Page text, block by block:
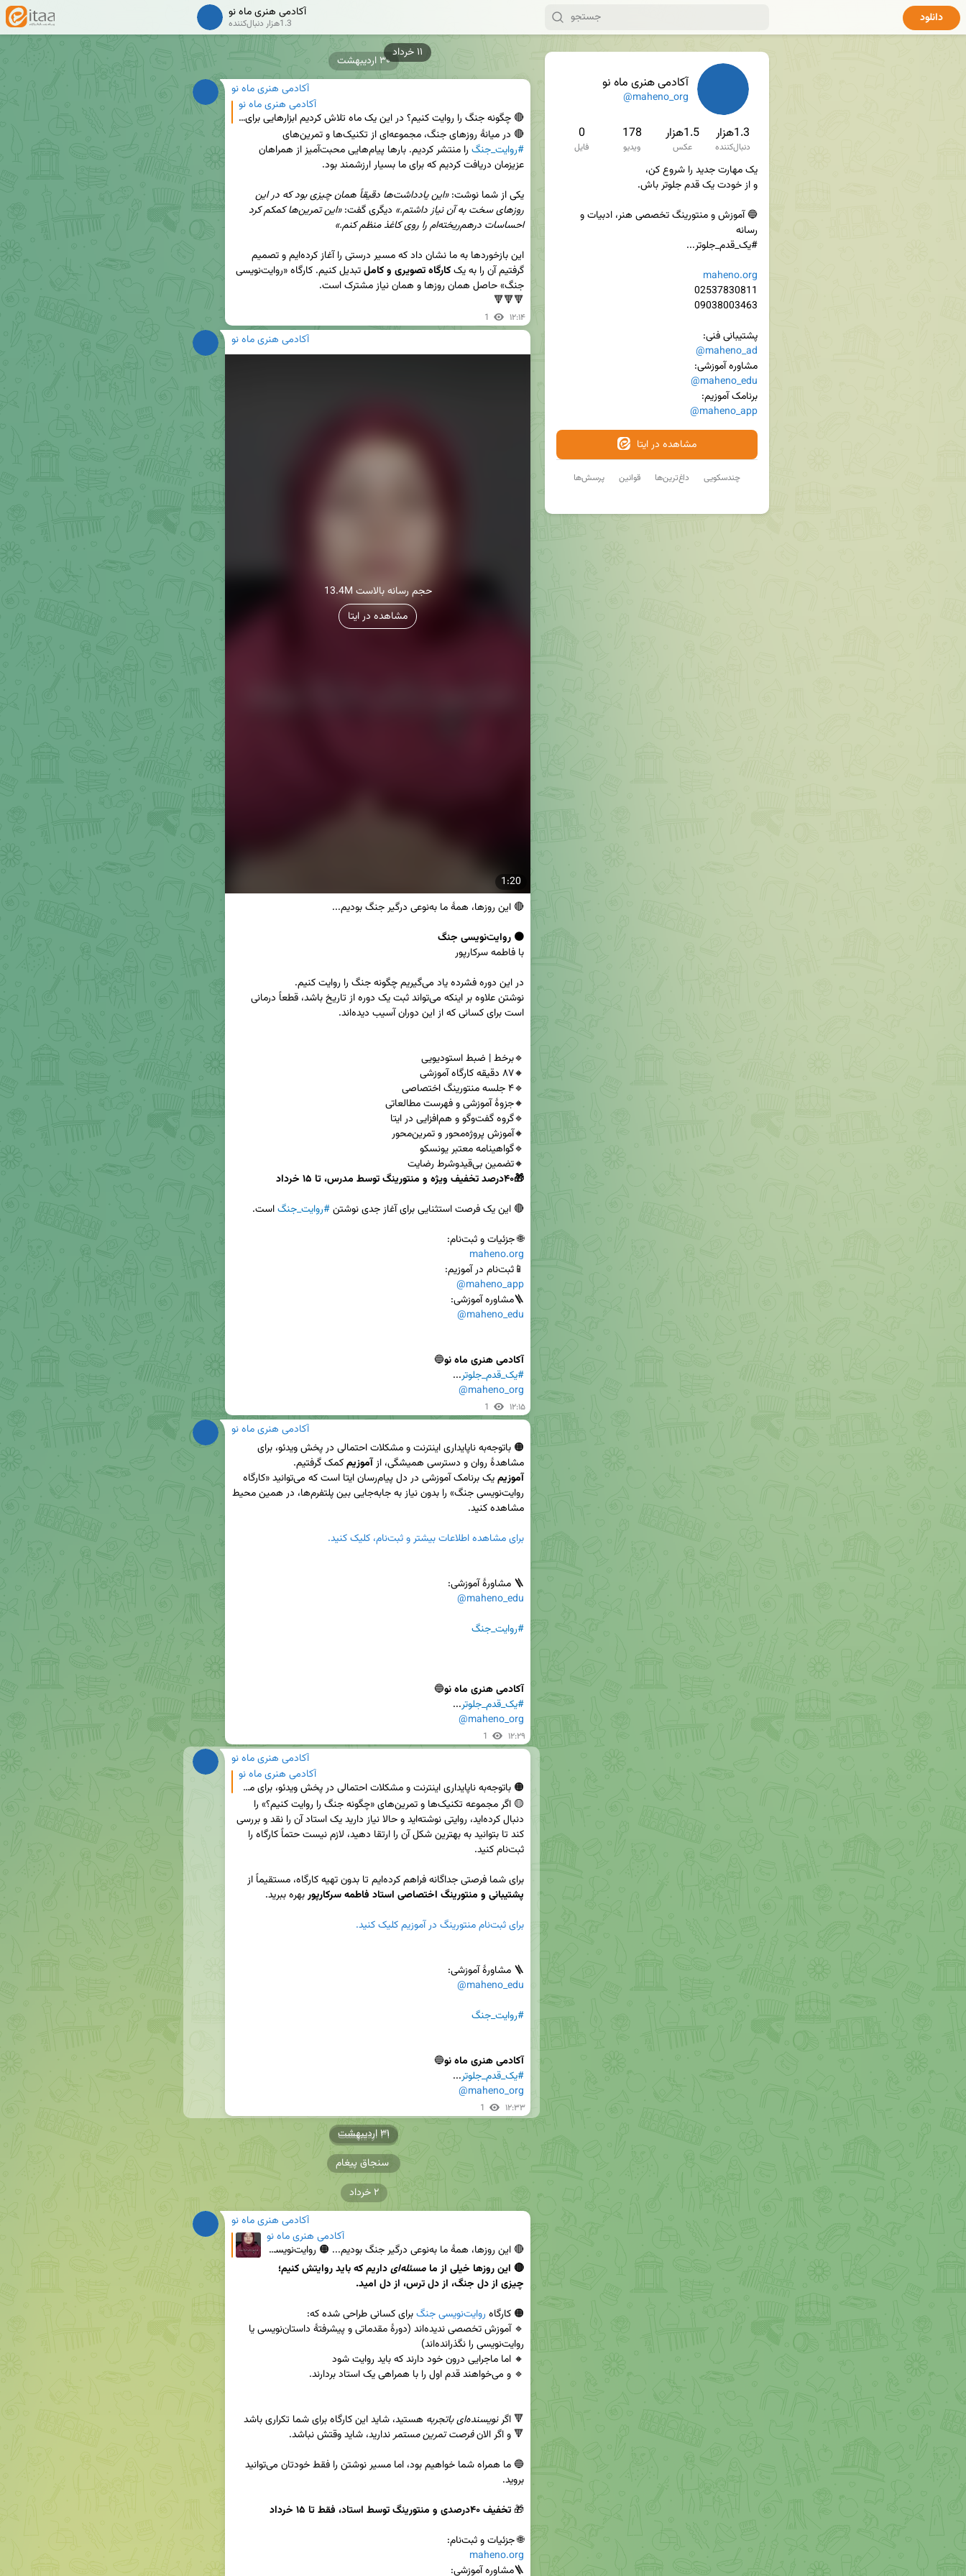
آکادمی هنری ماه نو
@maheno_org
1.3هزار
دنبال‌کننده
1.5هزار
عکس
178
ویدیو
0
فایل
maheno.org
پشتیبانی فنی:
@maheno_ad
مشاوره آموزشی:
@maheno_edu
برنامک آموزیم:
@maheno_app
مشاهده در ایتا
پرسش‌ها قوانین داغ‌ترین‌ها چندسکویی
آکادمی هنری ماه نو
1.3هزار دنبال‌کننده دانلود
آکادمی هنری ماه نو
آکادمی هنری ماه نو
🔴 چگونه جنگ را روایت کنیم؟ در این یک ماه تلاش کردیم ابزارهایی برای نگاه دقیق‌تر و روایتی عمیق‌تر از
🔴 در میانۀ روزهای جنگ، مجموعه‌ای از تکنیک‌ها و تمرین‌های
#روایت_جنگ
یکی از شما نوشت:
روزهای سخت به آن نیاز داشتم.» دیگری گفت:
احساسات درهم‌ریخته‌ام را روی کاغذ منظم کنم.»
گرفتیم آن را به یک کارگاه تصویری و کامل
🔻🔻🔻
1 ۱۲:۱۴
۳۰ اردیبهشت
آکادمی هنری ماه نو
1:20
13.4M حجم رسانه بالاست
مشاهده در ایتا
🟠 روایت‌نویسی جنگ
🔸تضمین بی‌قیدوشرط رضایت
🎁۴۰درصد تخفیف ویژه و منتورینگ توسط مدرس، تا ۱۵ خرداد
🔴 این یک فرصت استثنایی برای آغاز جدی نوشتن #روایت_جنگ
🌐 جزئیات و ثبت‌نام:
maheno.org
📱ثبت‌نام در آموزیم:
@maheno_app
🪜مشاوره آموزشی:
@maheno_edu
آکادمی هنری ماه نو🔵
#یک_قدم_جلوتر...
@maheno_org
1 ۱۲:۱۵
آکادمی هنری ماه نو
مشاهدۀ‌ روان و دسترسی همیشگی، از
آموزیم کمک گرفتیم.
آموزیم
برای مشاهده اطلاعات بیشتر و ثبت‌نام، کلیک کنید.
🪜 مشاورۀ آموزشی:
@maheno_edu
#روایت_جنگ
آکادمی هنری ماه نو🔵
#یک_قدم_جلوتر...
@maheno_org
1 ۱۲:۲۹
آکادمی هنری ماه نو
آکادمی هنری ماه نو
🟠 باتوجه‌به ناپایداری اینترنت و مشکلات احتمالی در پخش ویدئو، برای مشاهدۀ‌ روان و دسترسی همیشگی، از آ
برای شما فرصتی جداگانه فراهم کرده‌ایم تا بدون تهیه کارگاه، مستقیماً از
پشتیبانی و منتورینگ اختصاصی استاد فاطمه سرکارپور
برای ثبت‌نام منتورینگ در آموزیم کلیک کنید.
🪜 مشاورۀ آموزشی:
@maheno_edu
#روایت_جنگ
آکادمی هنری ماه نو🔵
#یک_قدم_جلوتر...
@maheno_org
1 ۱۲:۳۳
سنجاق پیغام
۳۱ اردیبهشت
۳۱ اردیبهشت
آکادمی هنری ماه نو
آکادمی هنری ماه نو
🔴 این روزها، همۀ ما به‌نوعی درگیر جنگ بودیم... 🟠 روایت‌نویسی جنگ با فاطمه سرکارپور در این دوره فشر
🔴 این روزها خیلی از ما مسئله‌ای
چیزی از دل جنگ، از دل ترس، از دل امید.
🟠 کارگاه روایت‌نویسی جنگ
🔻 اگر نویسنده‌ای باتجربه
🔻 و اگر الان فرصت تمرین مستمر
🎁 تخفیف ۴۰درصدی و منتورینگ توسط استاد، فقط تا ۱۵ خرداد
🌐 جزئیات و ثبت‌نام:
maheno.org
🪜مشاوره آموزشی:
۲ خرداد